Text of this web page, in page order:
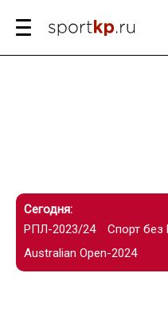
Сегодня:
РПЛ-2023/24
Спорт без
Australian Open-2024